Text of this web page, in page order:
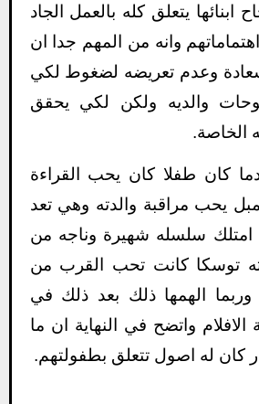
ابنائها يتعلق كله بالعمل الجاد
وانه من المهم جدا ان
وعدم تعريضه لضغوط لكي
والديه ولكن لكي يحقق
الخاصة.
كان طفلا كان يحب القراءة
يحب مراقبة والدته وهي تعد
امتلك سلسله شهيرة وناجه من
توسكا كانت تحب القرب من
وربما الهمها ذلك بعد ذلك في
واتضح في النهاية ان ما
كان له اصول تتعلق بطفولتهم.